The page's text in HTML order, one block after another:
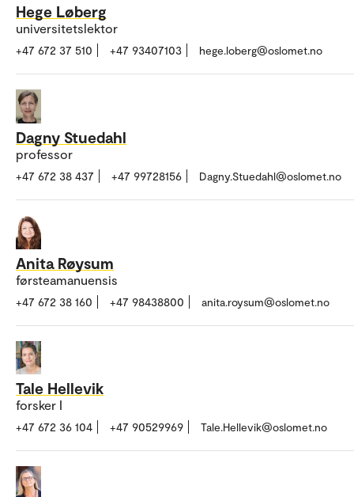
Hege Løberg
universitetslektor
+47 672 37 510 +47 93407103 hege.loberg@oslomet.no
Dagny Stuedahl
professor
+47 672 38 437 +47 99728156 Dagny.Stuedahl@oslomet.no
Anita Røysum
førsteamanuensis
+47 672 38 160 +47 98438800 anita.roysum@oslomet.no
Tale Hellevik
forsker I
+47 672 36 104 +47 90529969 Tale.Hellevik@oslomet.no